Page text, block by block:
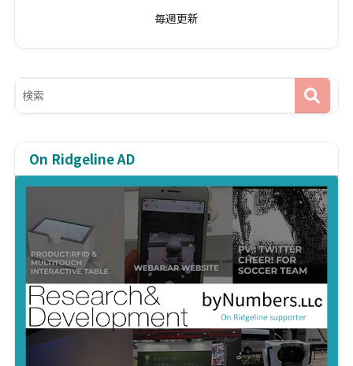
毎週更新
On Ridgeline AD